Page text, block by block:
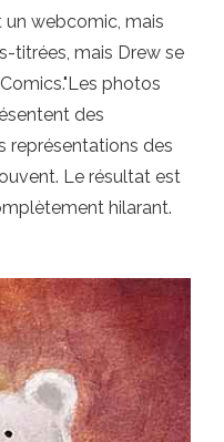
un webcomic, mais
titrées, mais Drew se
photos
des
représentations des
Le résultat est
hilarant.